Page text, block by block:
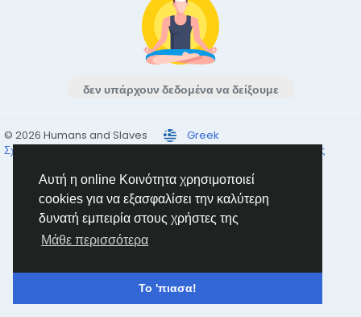
Αυτή η online Κοινότητα χρησιμοποιεί
cookies για να εξασφαλίσει την καλύτερη
δυνατή εμπειρία στους χρήστες της
Μάθε περισσότερα
Το 'πιασα!
δεν υπάρχουν δεδομένα να δείξουμε
© 2026 Humans and Slaves
Greek
Σχετικά
Επικοινώνησε μαζί μας